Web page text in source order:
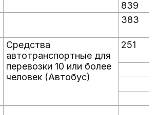
839
383
Средства
автотранспортные для
перевозки 10 или более
человек (Автобус)
251